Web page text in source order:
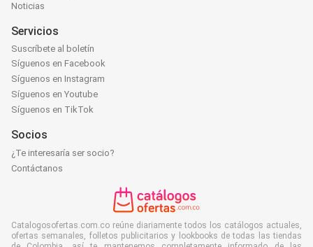
Noticias
Servicios
Suscríbete al boletín
Síguenos en Facebook
Síguenos en Instagram
Síguenos en Youtube
Síguenos en TikTok
Socios
¿Te interesaría ser socio?
Contáctanos
Catalogosofertas.com.co reúne diariamente todos los catálogos actuales,
ofertas semanales, folletos publicitarios y lookbooks de todas las tiendas